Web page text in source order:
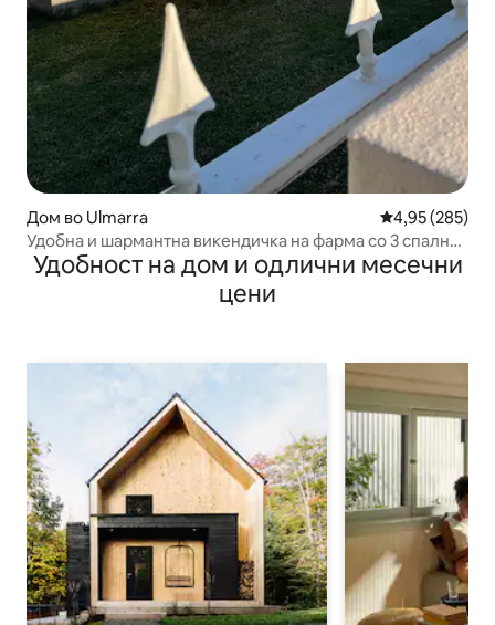
Дом во Ulmarra Просечна
4,95 (285)
Удобна и шармантна викендичка на фарма со 3 спални
соби. Полнач за електрични возила
Удобност на дом и одлични месечни
цени